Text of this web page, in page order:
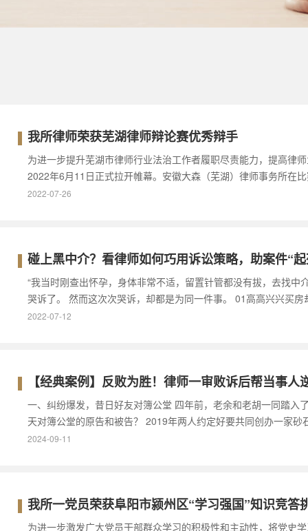
我所律师荣获芜湖律师辩论赛优秀辩手
为进一步提升芜湖市律师行业法治工作者履职尽责能力，提高律
2022年6月11日正式拉开帷幕。安徽大森（芜湖）律师事务所在
2022-07-26
碰上黑中介？看律师如何巧用诉讼策略，助案件“
“我当时刚查出怀孕，身体非常不适，留置针管都没有拔，去找
哭诉了。 然而这次次哭诉，却都是为同一件事。 01高高兴兴买
2022-07-12
【经典案例】反败为胜！律师一审败诉后帮当事人
一、纠纷爆发，昔日好友对簿公堂 四年前，老余和老胡一同踏
天对簿公堂的原告和被告？ 2019年两人约定好要共同创办一家
2024-09-11
我所一党员荣获阜阳市颍州区“学习强国”知识竞答
为进一步激发广大党员干部群众学习的积极性和主动性，将党史